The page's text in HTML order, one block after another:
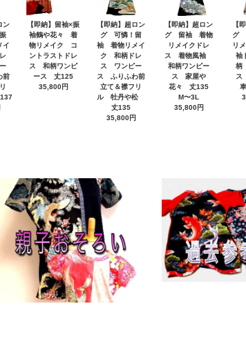
ン
イ
前
【即納】留袖×振
袖鶴や花々 着
物リメイク コ
ントラストドレ
ス 和柄ワンピ
ース 丈125
35,800円
【即納】超ロン
グ 可憐！留
袖 着物リメイ
ク 和柄ドレ
ス ワンピー
ス ふりふわ前
立て＆襟フリ
ル 牡丹や松
丈135
35,800円
【即納】超ロン
グ 留袖 着物
リメイクドレ
ス 着物風袖
和柄ワンピー
ス 家屋や
花々 丈135
M〜3L
35,800円
【
グ
リ
袖
柄
ス